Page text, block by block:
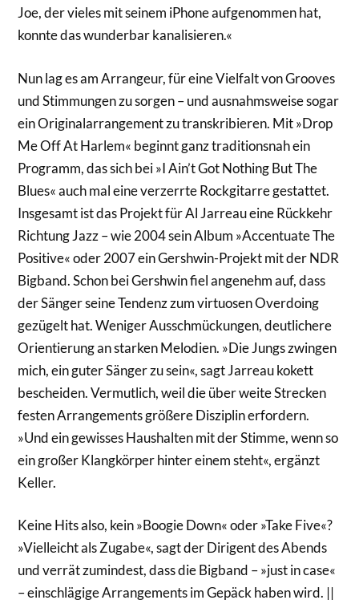
Joe, der vieles mit seinem iPhone aufgenommen hat,
konnte das wunderbar kanalisieren.«
Nun lag es am Arrangeur, für eine Vielfalt von Grooves
und Stimmungen zu sorgen – und ausnahmsweise sogar
ein Originalarrangement zu transkribieren. Mit »Drop
Me Off At Harlem« beginnt ganz traditionsnah ein
Programm, das sich bei »I Ain’t Got Nothing But The
Blues« auch mal eine verzerrte Rockgitarre gestattet.
Insgesamt ist das Projekt für Al Jarreau eine Rückkehr
Richtung Jazz – wie 2004 sein Album »Accentuate The
Positive« oder 2007 ein Gershwin-Projekt mit der NDR
Bigband. Schon bei Gershwin fiel angenehm auf, dass
der Sänger seine Tendenz zum virtuosen Overdoing
gezügelt hat. Weniger Ausschmückungen, deutlichere
Orientierung an starken Melodien. »Die Jungs zwingen
mich, ein guter Sänger zu sein«, sagt Jarreau kokett
bescheiden. Vermutlich, weil die über weite Strecken
festen Arrangements größere Disziplin erfordern.
»Und ein gewisses Haushalten mit der Stimme, wenn so
ein großer Klangkörper hinter einem steht«, ergänzt
Keller.
Keine Hits also, kein »Boogie Down« oder »Take Five«?
»Vielleicht als Zugabe«, sagt der Dirigent des Abends
und verrät zumindest, dass die Bigband – »just in case«
– einschlägige Arrangements im Gepäck haben wird. ||